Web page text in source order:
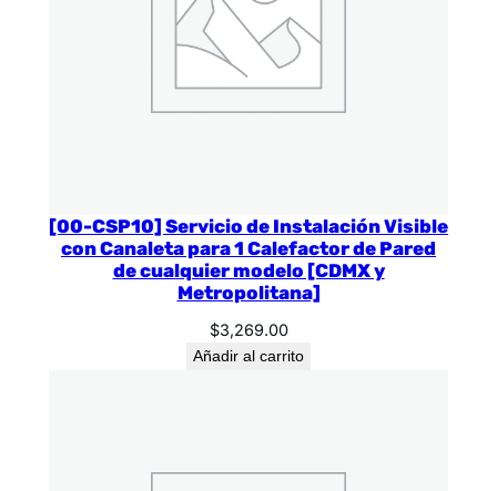
[00-CSP10] Servicio de Instalación Visible
con Canaleta para 1 Calefactor de Pared
de cualquier modelo [CDMX y
Metropolitana]
$3,269.00
Añadir al carrito